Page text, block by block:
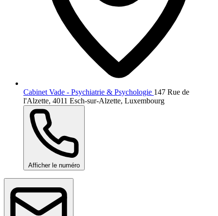
Cabinet Vade - Psychiatrie & Psychologie 147 Rue de
l'Alzette, 4011 Esch-sur-Alzette, Luxembourg
Afficher le numéro